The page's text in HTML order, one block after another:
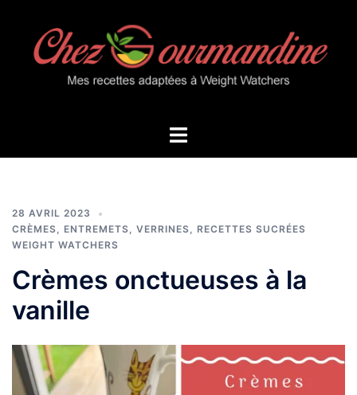
contenu
Ouvrir/fermer
28 AVRIL 2023
CRÈMES, ENTREMETS, VERRINES, RECETTES SUCRÉES
WEIGHT WATCHERS
Crèmes onctueuses à la
vanille